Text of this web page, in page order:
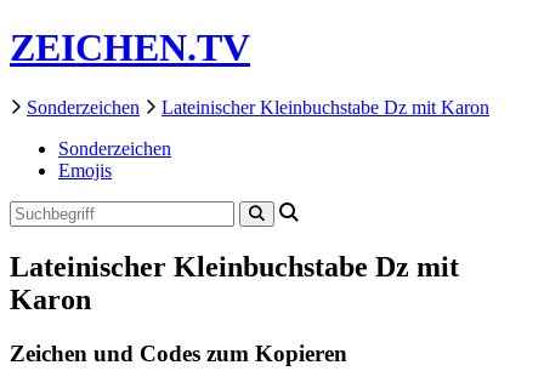
ZEICHEN.TV
Sonderzeichen
Lateinischer Kleinbuchstabe Dz mit Karon
Sonderzeichen
Emojis
Lateinischer Kleinbuchstabe Dz mit
Karon
Zeichen und Codes zum Kopieren